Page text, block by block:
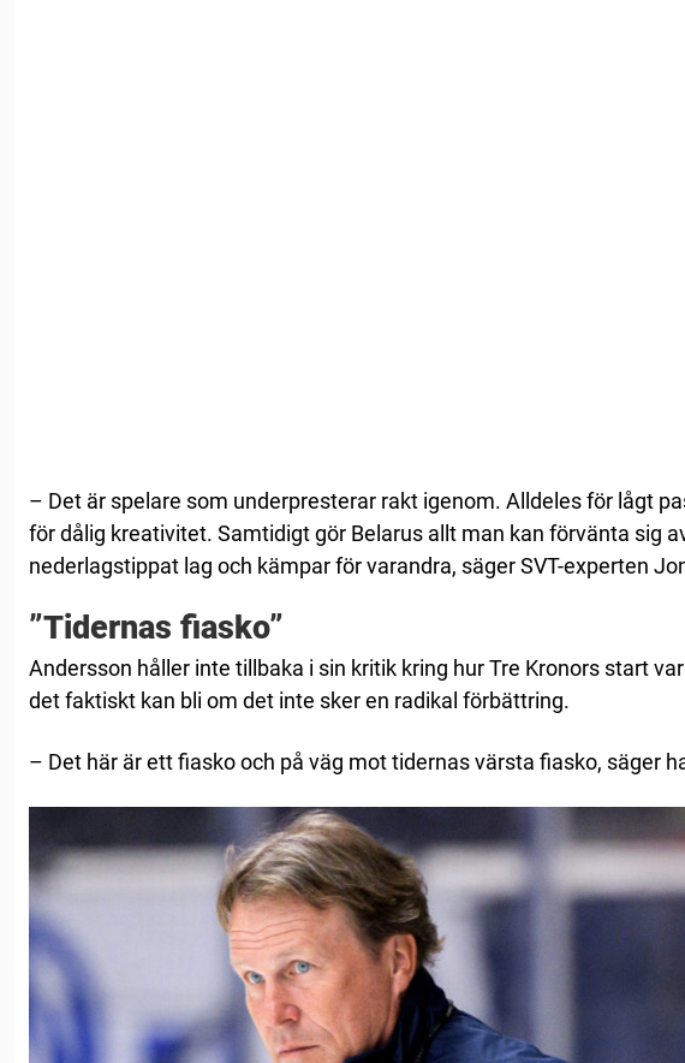
– Det är spelare som underpresterar rakt igenom. Alldeles för lågt
för dålig kreativitet. Samtidigt gör Belarus allt man kan förvänta sig
nederlagstippat lag och kämpar för varandra, säger SVT-experten
”Tidernas fiasko”
Andersson håller inte tillbaka i sin kritik kring hur Tre Kronors start
det faktiskt kan bli om det inte sker en radikal förbättring.
– Det här är ett fiasko och på väg mot tidernas värsta fiasko, säger